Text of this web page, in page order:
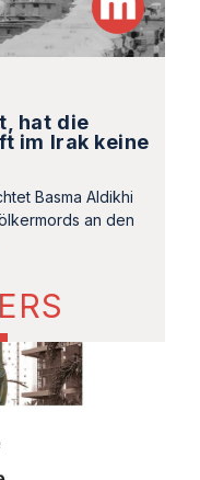
hat die
im Irak keine
Basma Aldikhi
an den